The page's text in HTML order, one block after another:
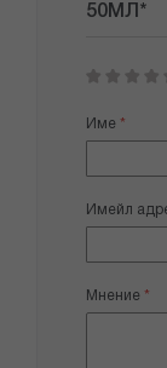
50МЛ*
star
stars
stars
stars
stars
Име
Имейл
Мнение